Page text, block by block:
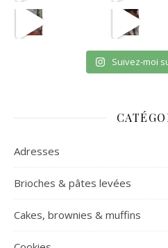
OUI JE SAIS CPAS UNE VRA
Suivez-moi
Adresses
Brioches & pâtes levées
Cakes, brownies & muffins